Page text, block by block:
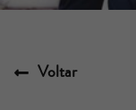
Voltar